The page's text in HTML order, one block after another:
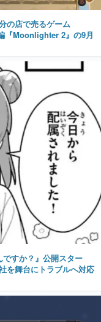
の店で売るゲーム
『Moonlighter 2』の9月
すか？』公開スター
を舞台にトラブルへ対応